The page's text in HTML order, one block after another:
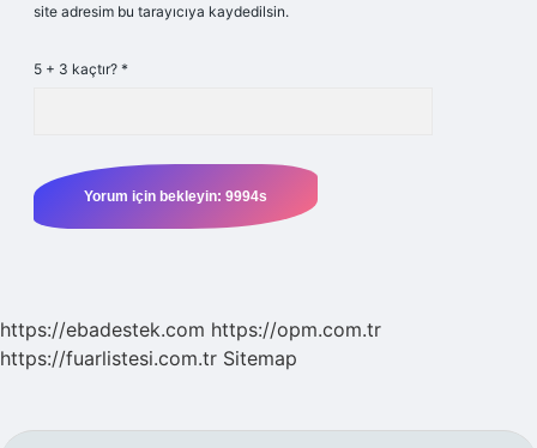
site adresim bu tarayıcıya kaydedilsin.
5 + 3 kaçtır? *
https://ebadestek.com https://opm.com.tr
https://fuarlistesi.com.tr Sitemap